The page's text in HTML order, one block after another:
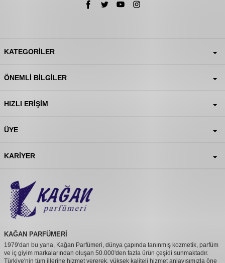
KATEGORILER
ÖNEMLI BILGILER
HIZLI ERIŞIM
ÜYE
KARIYER
KAĞAN PARFÜMERİ
1979'dan bu yana, Kağan Parfümeri, dünya çapında tanınmış kozmetik, parfüm
ve iç giyim markalarından oluşan 50.000'den fazla ürün çeşidi sunmaktadır.
Türkiye'nin tüm illerine hizmet vererek, yüksek kaliteli hizmet anlayışımızla öne